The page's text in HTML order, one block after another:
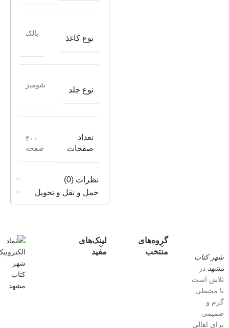
نوع کاغذ
بالک
نوع جلد
شومیز
تعداد
صفحات
۴۰۰
صفحه
نظرات (0)
حمل و نقل و تحویل
شهر کتاب
مشهد در
تلاش است
تا محیطی
گرم و
صمیمی
برای اهالی
گروه‌های
منتخب
لینک‌های
مفید